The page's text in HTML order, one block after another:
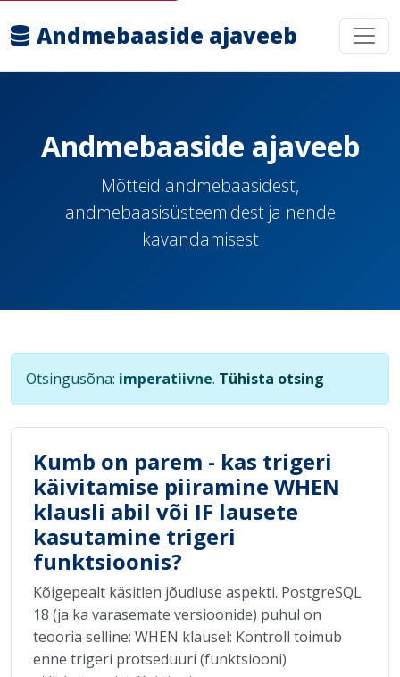
Andmebaaside ajaveeb
Andmebaaside ajaveeb
Mõtteid andmebaasidest,
andmebaasisüsteemidest ja nende
kavandamisest
Otsingusõna: imperatiivne. Tühista otsing
Kumb on parem - kas trigeri
käivitamise piiramine WHEN
klausli abil või IF lausete
kasutamine trigeri
funktsioonis?
Kõigepealt käsitlen jõudluse aspekti. PostgreSQL
18 (ja ka varasemate versioonide) puhul on
teooria selline: WHEN klausel: Kontroll toimub
enne trigeri protseduuri (funktsiooni)